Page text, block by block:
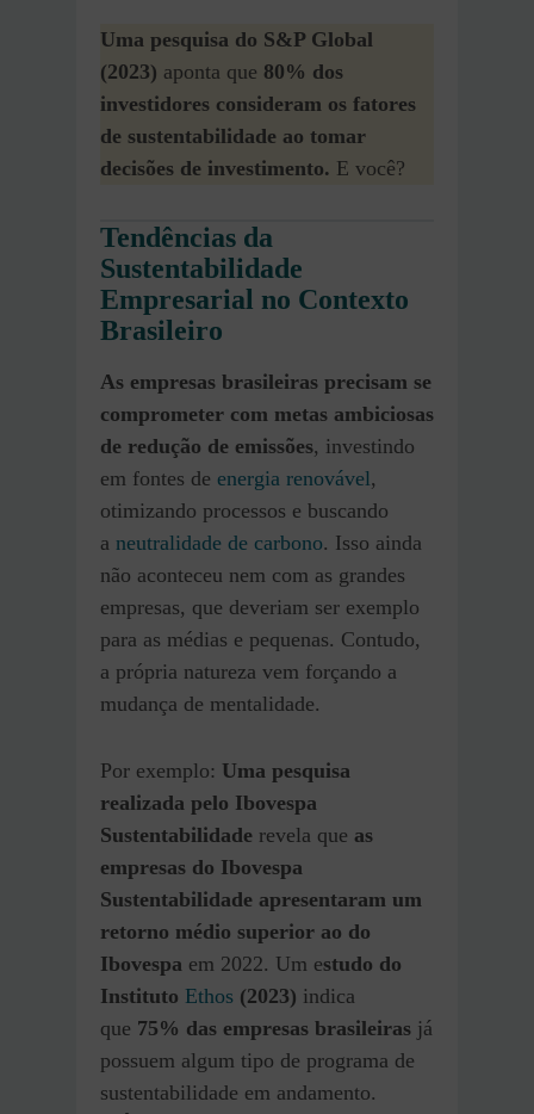
Uma pesquisa do S&P Global
(2023) aponta que 80% dos
investidores consideram os fatores
de sustentabilidade ao tomar
decisões de investimento. E você?
Tendências da
Sustentabilidade
Empresarial no Contexto
Brasileiro
As empresas brasileiras precisam se
comprometer com metas ambiciosas
de redução de emissões, investindo
em fontes de energia renovável,
otimizando processos e buscando
a neutralidade de carbono. Isso ainda
não aconteceu nem com as grandes
empresas, que deveriam ser exemplo
para as médias e pequenas. Contudo,
a própria natureza vem forçando a
mudança de mentalidade.
Por exemplo: Uma pesquisa
realizada pelo Ibovespa
Sustentabilidade revela que as
empresas do Ibovespa
Sustentabilidade apresentaram um
retorno médio superior ao do
Ibovespa em 2022. Um estudo do
Instituto Ethos (2023) indica
que 75% das empresas brasileiras já
possuem algum tipo de programa de
sustentabilidade em andamento.